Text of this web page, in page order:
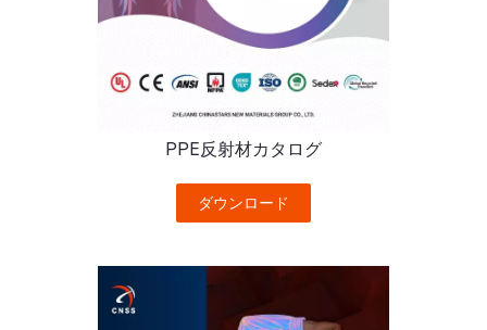
PPE反射材カタログ
ダウンロード